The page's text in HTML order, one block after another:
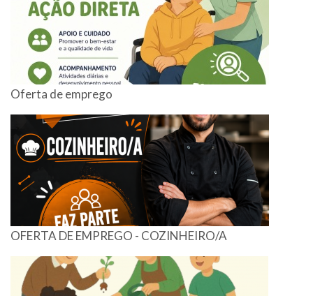
Oferta de emprego
OFERTA DE EMPREGO - COZINHEIRO/A